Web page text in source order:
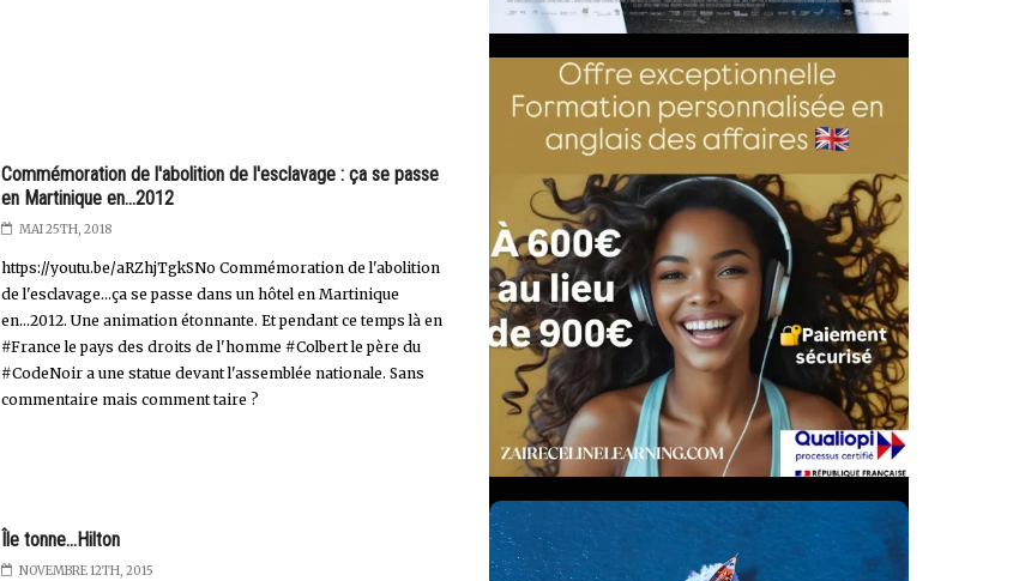
Commémoration de l'abolition de l'esclavage : ça se passe
en Martinique en...2012
MAI 25TH, 2018
https://youtu.be/aRZhjTgkSNo Commémoration de l'abolition
de l'esclavage...ça se passe dans un hôtel en Martinique
en...2012. Une animation étonnante. Et pendant ce temps là en
#France le pays des droits de l'homme #Colbert le père du
#CodeNoir a une statue devant l'assemblée nationale. Sans
commentaire mais comment taire ?
Île tonne...Hilton
NOVEMBRE 12TH, 2015